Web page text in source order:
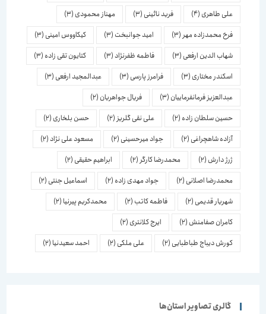
علی طاهری(4) فرید نائینی(3) مهناز محمودی(3)
فرخ محمدزاده مهر (3) امید جوانبخت(3) کیکاووس امینی(3)
شهاب الدین ارفعی(3) فاطمه ظفرنژاد(3) کتایون تقی زاده(3)
اسكندر مختاری(3) فرامرز پارسی(3) عبدالمجید ارفعی(3)
عبدالعزیز فرمانفرماییان(3) فریال جواهریان(2)
حسین سلطان زاده(2) علی نقی گلریز(2) حسن بلخاری(2)
آزاده شاهچراغی(2) جواد میرحسینی(2) مسعود علی نژاد (2)
ژرژ دارش(2) محمدرضا کارگر(2) ابراهیم حقیقی(2)
محمدرضا اصلانی(2) جواد مهدی زاده(2) اسماعیل جنتی(2)
شهریار قدیمی(2) فاطمه کاتب(2) محمدکریم پیرنیا(2)
کامران صفامنش(2) ایرج کلانتری(2)
کورش دیباج طباطبایی(2) علی ملکی(2) احمد سعیدنیا(2)
گالری تصاویر استان‌ها